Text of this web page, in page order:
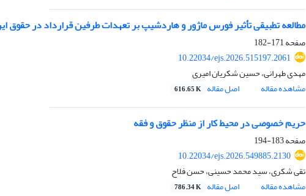
مطالعه تطبیقی تأثیر فورس ماژور و هاردشیپ بر تعهدات طرفین قرارداد در حقوق
صفحه171-182
10.22034/ejs.2026.515197.2061
مهدی طهرانی، حسین شکریان امیری
مشاهده مقاله
اصل مقاله 616.65 K
حریم خصوصی در محیط کار از منظر حقوقو فقه
صفحه183-194
10.22034/ejs.2026.549885.2130
تقی شکری، سید محمد حسینی، حسن فلاح
مشاهده مقاله
اصل مقاله 786.34 K